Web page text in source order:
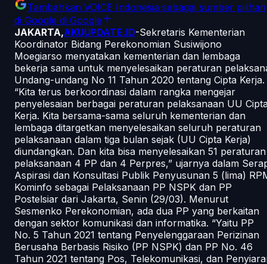
Tambahkan VOICE Indonesia sebagai sumber pilihan
di Google di Google
JAKARTA,AKUUPDATE.ID-Sekretaris Kementerian
Koordinator Bidang Perekonomian Susiwijono
Moegiarso menyatakan kementerian dan lembaga
bekerja sama untuk menyelesaikan peraturan
Undang-undang No 11 Tahun 2020 tentang Cipta Kerja.
“Kita terus berkoordinasi dalam rangka mengejar
penyelesaian berbagai peraturan pelaksanaan UU
Kerja. Kita bersama-sama seluruh kementerian dan
lembaga ditargetkan menyelesaikan seluruh peraturan
pelaksanaan dalam tiga bulan sejak (UU Cipta Kerja)
diundangkan. Dan kita bisa menyelesaikan 51 peraturan
pelaksanaan 4 PP dan 4 Perpres,” ujarnya dalam
Aspirasi dan Konsultasi Publik Penyusunan 5 (lima)
Kominfo sebagai Pelaksanaan PP NSPK dan PP
Postelsiar dari Jakarta, Senin (29/03). Menurut
Sesmenko Perekonomian, ada dua PP yang berkaitan
dengan sektor komunikasi dan informatika. “Yaitu PP
No. 5 Tahun 2021 tentang Penyelenggaraan Perizinan
Berusaha Berbasis Risiko (PP NSPK) dan PP No. 46
Tahun 2021 tentang Pos, Telekomunikasi, dan